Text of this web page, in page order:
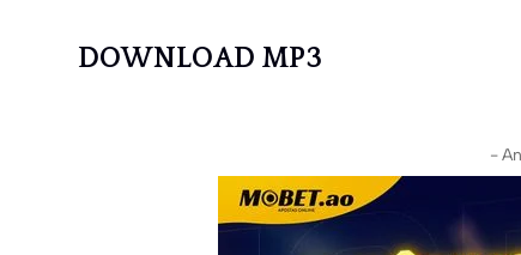
DOWNLOAD MP3
-